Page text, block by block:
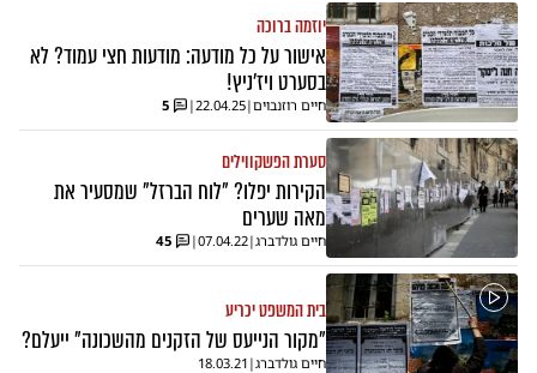
יוזמה ברוכה
אישור על כל מודעה: מודעות חצי עמוד? לא
בסערט ויז'ניץ!
חיים רוזנבוים|
22.04.25
|
5
סערת הפשקווילים
הקירות יפלו? "לוח הברזל" שמסעיר את
מאה שערים
חיים גולדברג|
07.04.22
|
45
בית המשפט יכריע
"מקור הנייעס של הזקנים מהשכונה" ייעלם?
חיים גולדברג|
18.03.21